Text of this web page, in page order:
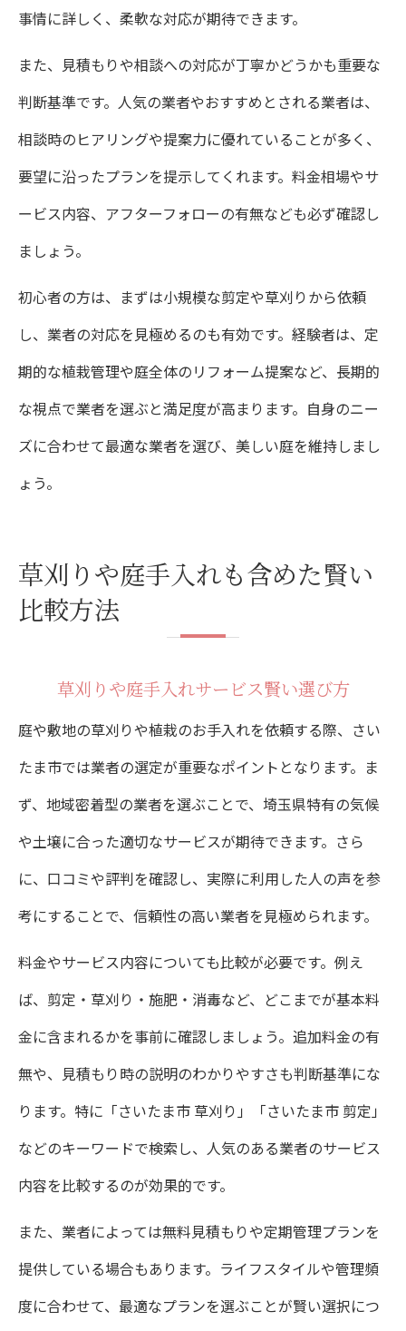
事情に詳しく、柔軟な対応が期待できます。
また、見積もりや相談への対応が丁寧かどうかも重要な
判断基準です。人気の業者やおすすめとされる業者は、
相談時のヒアリングや提案力に優れていることが多く、
要望に沿ったプランを提示してくれます。料金相場やサ
ービス内容、アフターフォローの有無なども必ず確認し
ましょう。
初心者の方は、まずは小規模な剪定や草刈りから依頼
し、業者の対応を見極めるのも有効です。経験者は、定
期的な植栽管理や庭全体のリフォーム提案など、長期的
な視点で業者を選ぶと満足度が高まります。自身のニー
ズに合わせて最適な業者を選び、美しい庭を維持しまし
ょう。
草刈りや庭手入れも含めた賢い
比較方法
草刈りや庭手入れサービス賢い選び方
庭や敷地の草刈りや植栽のお手入れを依頼する際、さい
たま市では業者の選定が重要なポイントとなります。ま
ず、地域密着型の業者を選ぶことで、埼玉県特有の気候
や土壌に合った適切なサービスが期待できます。さら
に、口コミや評判を確認し、実際に利用した人の声を参
考にすることで、信頼性の高い業者を見極められます。
料金やサービス内容についても比較が必要です。例え
ば、剪定・草刈り・施肥・消毒など、どこまでが基本料
金に含まれるかを事前に確認しましょう。追加料金の有
無や、見積もり時の説明のわかりやすさも判断基準にな
ります。特に「さいたま市 草刈り」「さいたま市 剪定」
などのキーワードで検索し、人気のある業者のサービス
内容を比較するのが効果的です。
また、業者によっては無料見積もりや定期管理プランを
提供している場合もあります。ライフスタイルや管理頻
度に合わせて、最適なプランを選ぶことが賢い選択につ